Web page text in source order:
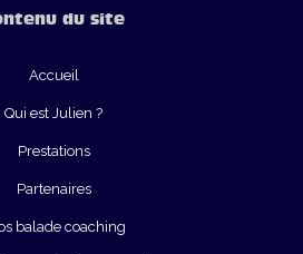
du site
Accueil
Qui est Julien ?
Prestations
Partenaires
balade coaching